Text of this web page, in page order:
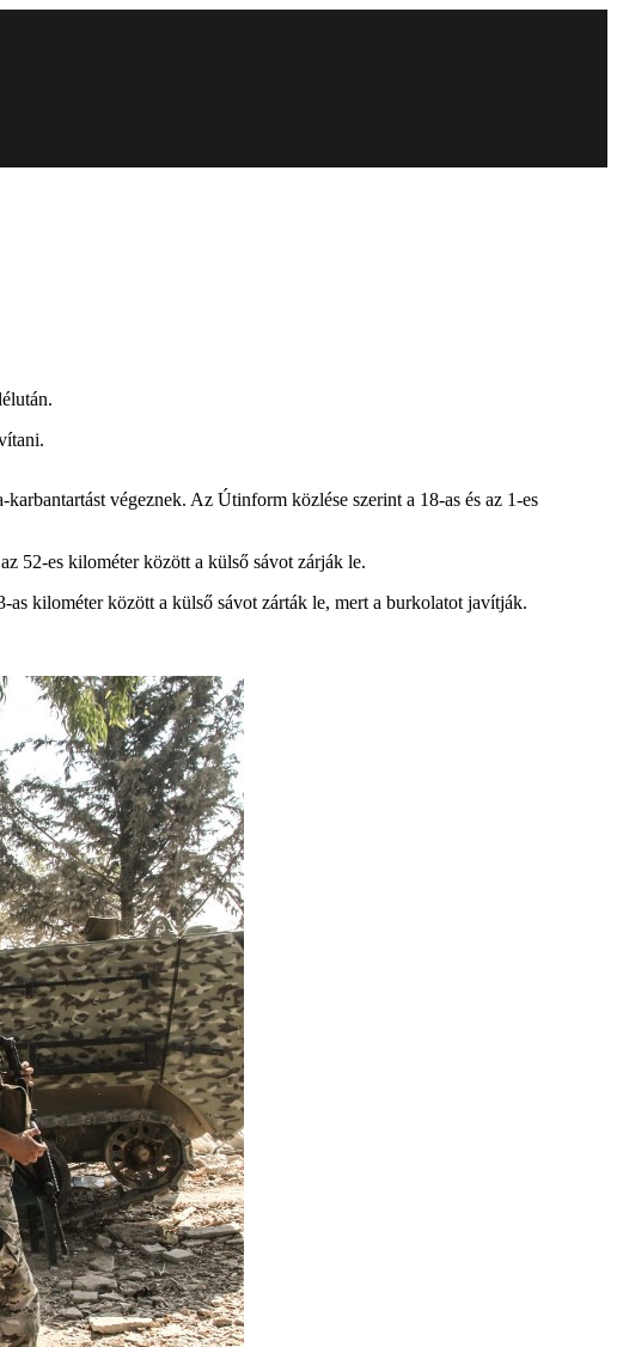
végeznek. Az Útinform közlése szerint a 18-as és az 1-es
52-es kilométer között a külső sávot zárják le.
kilométer között a külső sávot zárták le, mert a burkolatot javítják.